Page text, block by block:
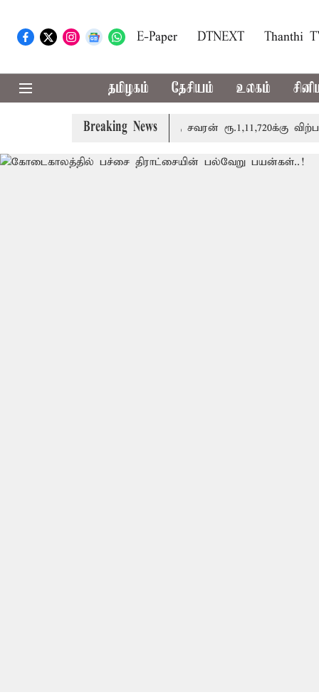
E-Paper DTNEXT Thanthi
தமிழகம் தேசியம் உலகம்
Breaking News
ரூ.520 உயர்ந்து ஒரு சவரன் ரூ.1,11,720க்கு விற்பனை